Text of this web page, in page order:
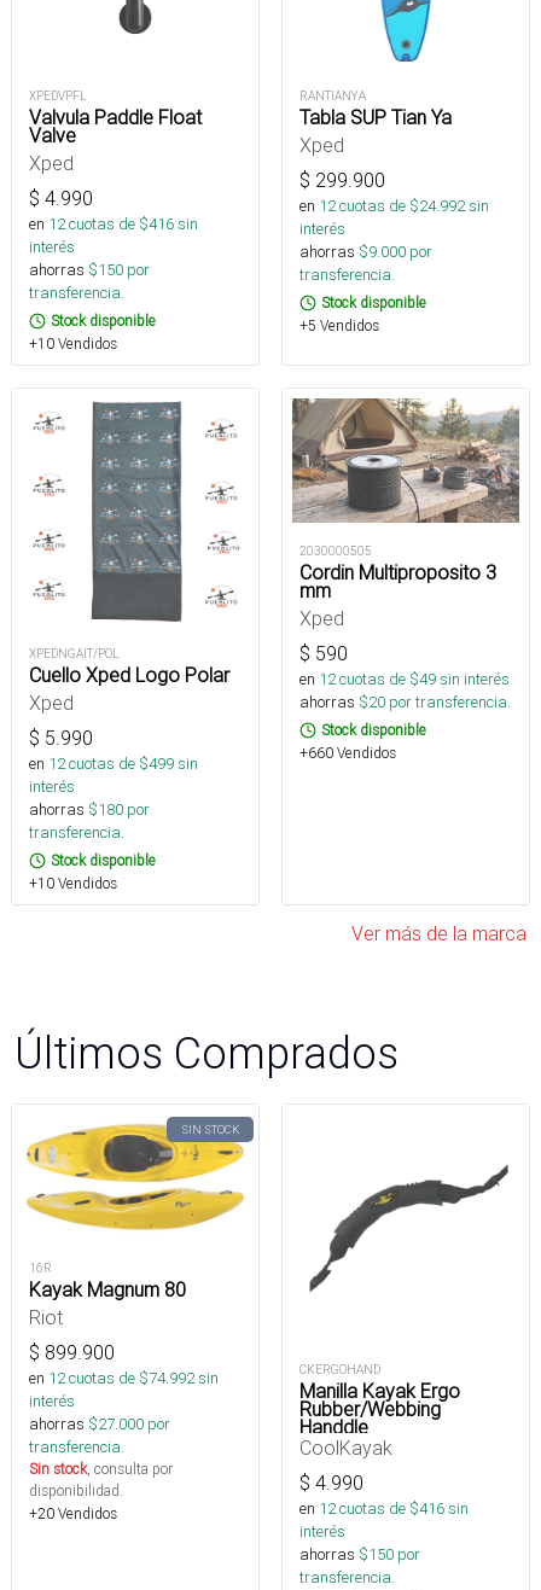
XPEDVPFL
Valvula Paddle Float
Valve
Xped
$ 4.990
en 12cuotas de $416sin
interés
ahorras $150 por
transferencia.
Stock disponible
+10 Vendidos
RANTIANYA
Tabla SUP Tian Ya
Xped
$ 299.900
en 12cuotas de $24.992sin
interés
ahorras $9.000 por
transferencia.
Stock disponible
+5 Vendidos
XPEDNGAIT/POL
Cuello Xped Logo Polar
Xped
$ 5.990
en 12cuotas de $499sin
interés
ahorras $180 por
transferencia.
Stock disponible
+10 Vendidos
2030000505
Cordin Multiproposito 3
mm
Xped
$ 590
en 12cuotas de $49sin interés
ahorras $20 por transferencia.
Stock disponible
+660 Vendidos
Ver más de la marca
Últimos Comprados
SIN STOCK
16R
Kayak Magnum 80
Riot
$ 899.900
en 12cuotas de $74.992sin
interés
ahorras $27.000 por
transferencia.
Sin stock, consulta por
disponibilidad.
+20 Vendidos
CKERGOHAND
Manilla Kayak Ergo
Rubber/Webbing
Handdle
CoolKayak
$ 4.990
en 12cuotas de $416sin
interés
ahorras $150 por
transferencia.